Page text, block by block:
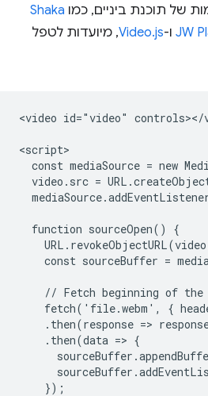
תוכנת ביניים, כמוShaka
ו-Video.js, מיועדות לטפל
<video id="video"
<script>
const mediaSource = new
video.src =
  function sourceOpen() {
const sourceBuffer =
// Fetch beginning of
fetch('file.webm', {
.then(response =>
    .then(data => {
    });